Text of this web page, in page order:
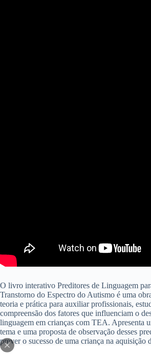
O livro interativo Preditores de Linguagem
Transtorno do Espectro do Autismo é uma
teoria e prática para auxiliar profissionais,
compreensão dos fatores que influenciam o
linguagem em crianças com TEA. Apresenta
tema e uma proposta de observação desses
prever o sucesso de uma criança na aquisição
proposta de observação dos preditores de